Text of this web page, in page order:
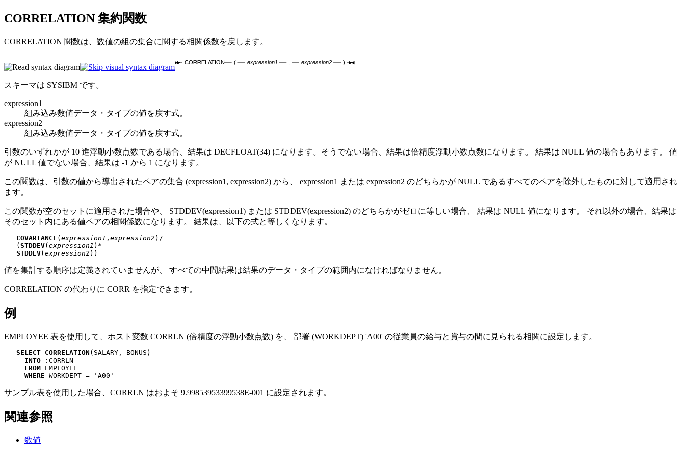
CORRELATION 集約関数
CORRELATION 関数は、数値の組の集合に関する相関係数を戻します。
CORRELATION ( expression1 expression2 )
スキーマは SYSIBM です。
expression1
組み込み数値データ・タイプの値を戻す式。
expression2
組み込み数値データ・タイプの値を戻す式。
引数のいずれかが 10 進浮動小数点数である場合、結果は DECFLOAT(34) になります。そうでない場合、結果は倍精度浮動小数点数になります。
結果は NULL 値の場合もあります。 値
が NULL 値でない場合、結果は -1 から 1 になります。
この関数は、引数の値から導出されたペアの集合 (expression1 , expression2) から、 expression1 または expression2 のどちらかが NULL であるすべてのペアを除外したものに対して適用され
ます。
この関数が空のセットに適用された場合や、 STDDEV(expression1) または STDDEV(expression2) のどちらかがゼロに等しい場合、 結果は NULL 値になります。 それ以外の場合、結果は
そのセット内にある値ペアの相関係数になります。 結果は、以下の式と等しくなります。
COVARIANCE ( expression1 , expression2 )/
   (
STDDEV( expression1 )*
STDDEV( expression2 ))
値を集計する順序は定義されていませんが、 すべての中間結果は結果のデータ・タイプの範囲内になければなりません。
CORRELATION の代わりに CORR を指定できます。
例
EMPLOYEE 表を使用して、ホスト変数 CORRLN (倍精度の浮動小数点数) を、 部署 (WORKDEPT) 'A00' の従業員の給与と賞与の間に見られる相関に設定します。
SELECT CORRELATION (SALARY, BONUS)
INTO :CORRLN
FROM EMPLOYEE
WHERE WORKDEPT = 'A00'
サンプル表を使用した場合、CORRLN はおよそ 9.99853953399538E-001 に設定されます。
関連参照
数値